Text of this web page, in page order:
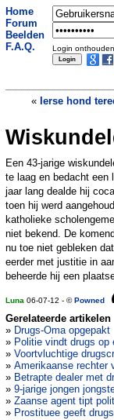
Home
Forum
Beelden
F.A.Q.
Login onthouden
« Ierse hond
Een 43-jarige
te laag en bedacht een
jaar lang dealde hij
toen hij werd
katholieke
niet bekend. De
nu toe niet gebleken
eerder met justitie in
beheerde hij een
Luna 06-07-12 - ©Powned
Gerelateerde artikelen
» Drugs-Oma opgepakt
» Politie vindt drugs op
» Voortvluchtige
» Amerikaanse rechter
» Betrapte dealer met
» 9-jarige jongen
» Zaanse agent tipt
» Prostituee geeft